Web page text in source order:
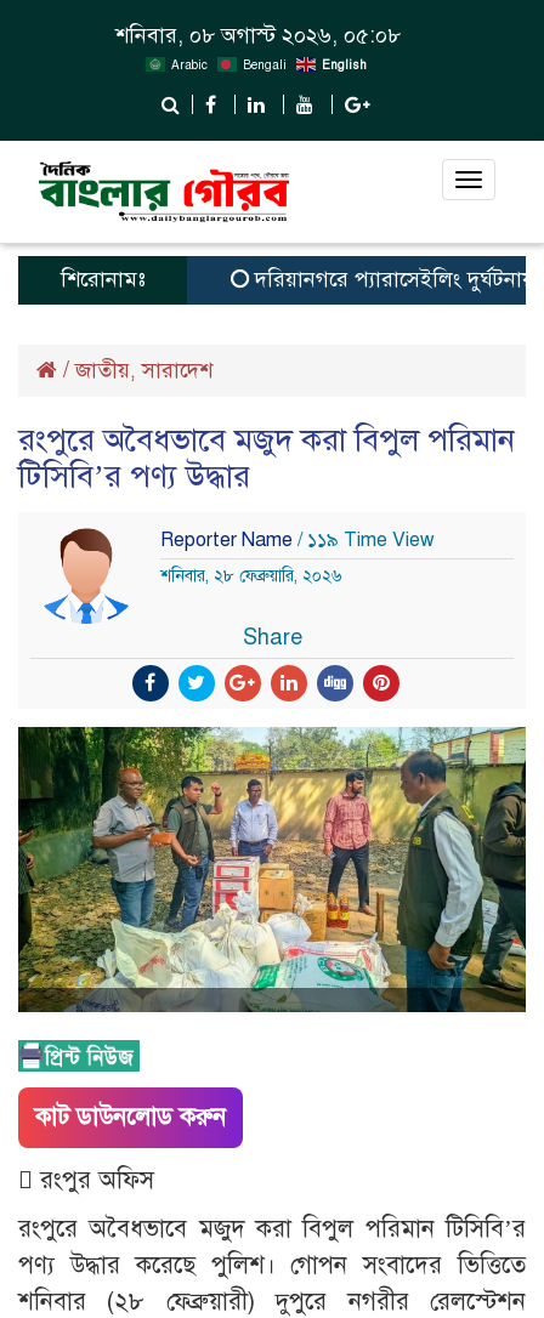
শনিবার, ০৮ অগাস্ট ২০২৬, ০৫:০৮
Arabic Bengali English
Toggle
শিরোনামঃ দরিয়ানগরে প্যারাসেইলিং দুর্ঘটনায়
/জাতীয়,সারাদেশ
রংপুরে অবৈধভাবে মজুদ করা বিপুল পরিমান
টিসিবি’র পণ্য উদ্ধার
Reporter Name / ১১৯ Time View
শনিবার, ২৮ ফেব্রুয়ারি, ২০২৬
Share
কাট ডাউনলোড করুন
 রংপুর অফিস
রংপুরে অবৈধভাবে মজুদ করা বিপুল পরিমান টিসিবি’র
পণ্য উদ্ধার করেছে পুলিশ। গোপন সংবাদের ভিত্তিতে
শনিবার (২৮ ফেব্রুয়ারী) দুপুরে নগরীর রেলস্টেশন